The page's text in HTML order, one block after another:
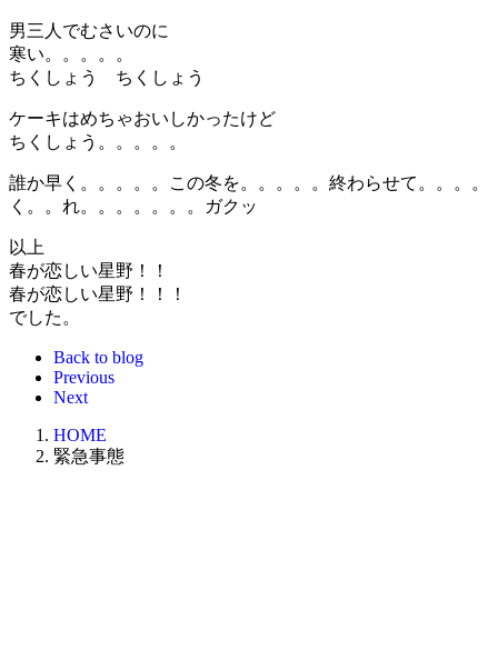
男三人でむさいのに
寒い。。。。。
ちくしょう ちくしょう
ケーキはめちゃおいしかったけど
ちくしょう。。。。。
誰か早く。。。。。この冬を。。。。。終わらせて。。。。
く。。れ。。。。。。。ガクッ
以上
春が恋しい星野！！
春が恋しい星野！！！
でした。
Back to blog
Previous
Next
HOME
緊急事態